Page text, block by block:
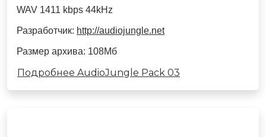
WAV 1411 kbps 44kHz
Разработчик: http://audiojungle.net
Размер архива: 108Мб
Подробнее AudioJungle Pack 03